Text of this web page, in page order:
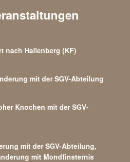
nach Hallenberg (KF)
mit der SGV-Abteilung
Knochen mit der SGV-
mit der SGV-Abteilung,
mit Mondfinsternis